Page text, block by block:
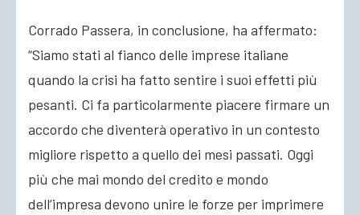
Corrado Passera, in conclusione, ha affermato:
“Siamo stati al fianco delle imprese italiane
quando la crisi ha fatto sentire i suoi effetti più
pesanti. Ci fa particolarmente piacere firmare un
accordo che diventerà operativo in un contesto
migliore rispetto a quello dei mesi passati. Oggi
più che mai mondo del credito e mondo
dell’impresa devono unire le forze per imprimere